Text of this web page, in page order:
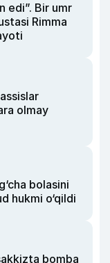
edi”. Bir umr
Rimma
olmay
bolasini
hukmi o‘qildi
bomba